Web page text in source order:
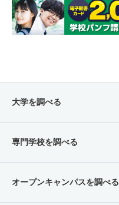
大学を調べる
専門学校を調べる
オープンキャンパスを調べる